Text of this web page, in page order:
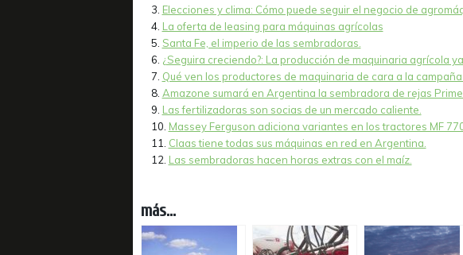
Elecciones y clima: Cómo puede seguir el negocio de
La oferta de leasing para máquinas agrícolas
Santa Fe, el imperio de las sembradoras.
¿Seguira creciendo?: La producción de maquinaria agrícola
Qué ven los productores de maquinaria de cara a la
Amazone sumará en Argentina la sembradora de rejas
Las fertilizadoras son socias de un mercado caliente.
Massey Ferguson adiciona variantes en los tractores MF
Claas tiene todas sus máquinas en red en Argentina.
Las sembradoras hacen horas extras con el maíz.
más...